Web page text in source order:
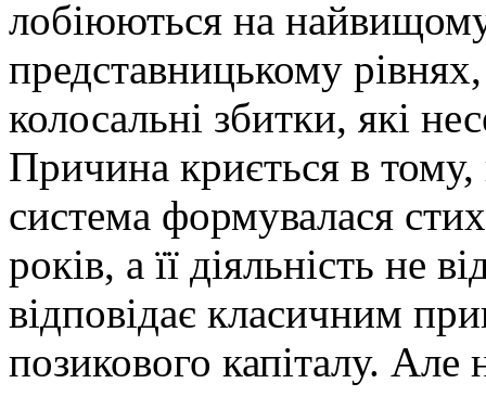
лобіюються на
представницькому
колосальні збитки, які
Причина криється в
система формувалася
років, а її діяльність не
відповідає класичним
позикового капіталу. Але